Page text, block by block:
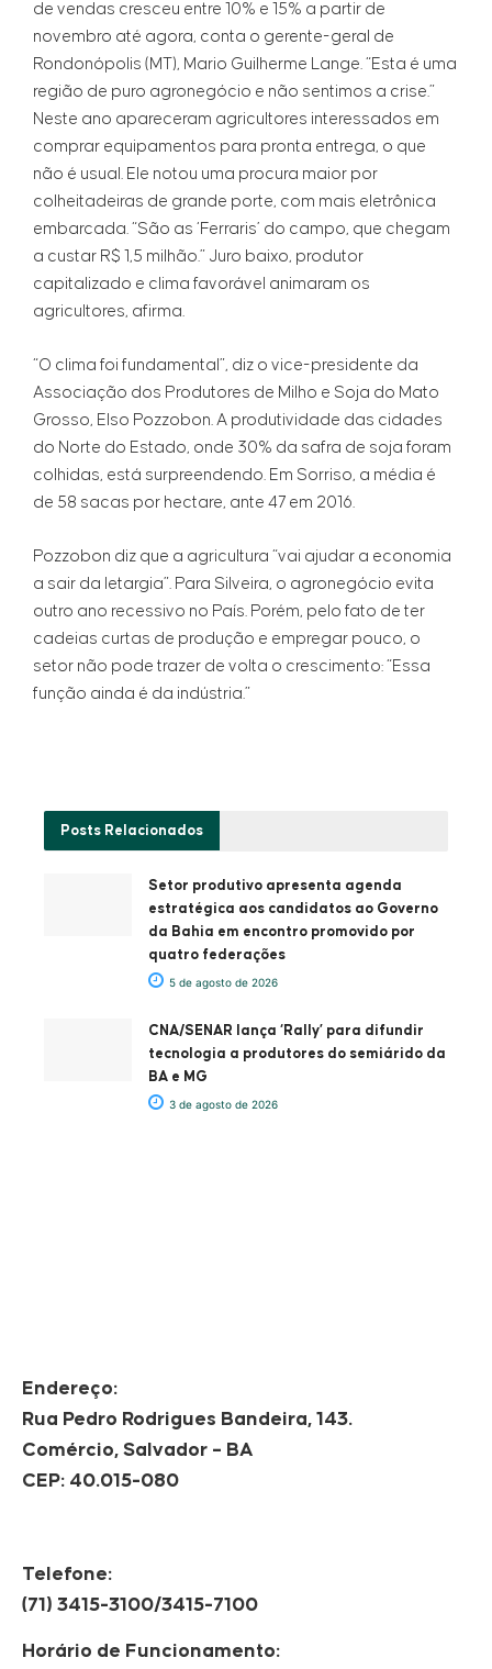
de vendas cresceu entre 10% e 15% a partir de
novembro até agora, conta o gerente-geral de
Rondonópolis (MT), Mario Guilherme Lange. “Esta é uma
região de puro agronegócio e não sentimos a crise.”
Neste ano apareceram agricultores interessados em
comprar equipamentos para pronta entrega, o que
não é usual. Ele notou uma procura maior por
colheitadeiras de grande porte, com mais eletrônica
embarcada. “São as ‘Ferraris’ do campo, que chegam
a custar R$ 1,5 milhão.” Juro baixo, produtor
capitalizado e clima favorável animaram os
agricultores, afirma.
“O clima foi fundamental”, diz o vice-presidente da
Associação dos Produtores de Milho e Soja do Mato
Grosso, Elso Pozzobon. A produtividade das cidades
do Norte do Estado, onde 30% da safra de soja foram
colhidas, está surpreendendo. Em Sorriso, a média é
de 58 sacas por hectare, ante 47 em 2016.
Pozzobon diz que a agricultura “vai ajudar a economia
a sair da letargia”. Para Silveira, o agronegócio evita
outro ano recessivo no País. Porém, pelo fato de ter
cadeias curtas de produção e empregar pouco, o
setor não pode trazer de volta o crescimento: “Essa
função ainda é da indústria.”
Posts Relacionados
Setor produtivo apresenta agenda
estratégica aos candidatos ao Governo
da Bahia em encontro promovido por
quatro federações
5 de agosto de 2026
CNA/SENAR lança ‘Rally’ para difundir
tecnologia a produtores do semiárido da
BA e MG
3 de agosto de 2026
Endereço:
Rua Pedro Rodrigues Bandeira, 143.
Comércio, Salvador – BA
CEP: 40.015-080
Telefone:
(71) 3415-3100/3415-7100
Horário de Funcionamento: